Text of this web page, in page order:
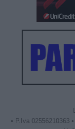
• P.Iva 02556210363